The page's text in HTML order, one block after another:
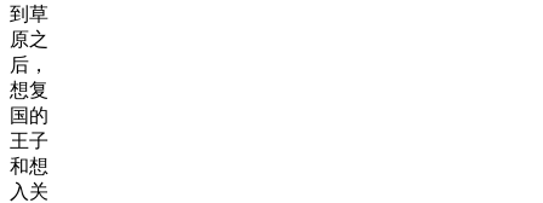
到草
原之
后，
想复
国的
王子
和想
入关